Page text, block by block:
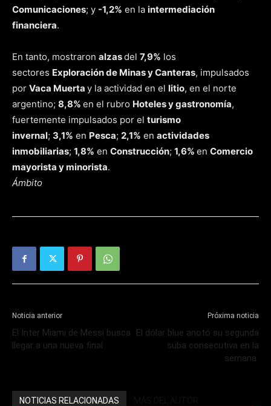
Comunicaciones; y -1,2% en la intermediación
financiera.
En tanto, mostraron alzasdel 7,9% los
sectores Exploración de Minas y Canteras, impulsados
por Vaca Muerta y la actividad en el litio, en el norte
argentino; 8,8% en el rubro Hoteles y gastronomía,
fuertemente impulsados por el turismo
invernal; 3,1% en Pesca; 2,1% en actividades
inmobiliarias; 1,8% en Construcción; 1,6% en Comercio
mayorista y minorista.
Ámbito
Noticia anterior
El Inter Miami de Messi busca
llegar a una nueva final
Próxima noticia
El dólar blue anotó su segunda
suba consecutiva en la
semana
NOTICIAS RELACIONADAS